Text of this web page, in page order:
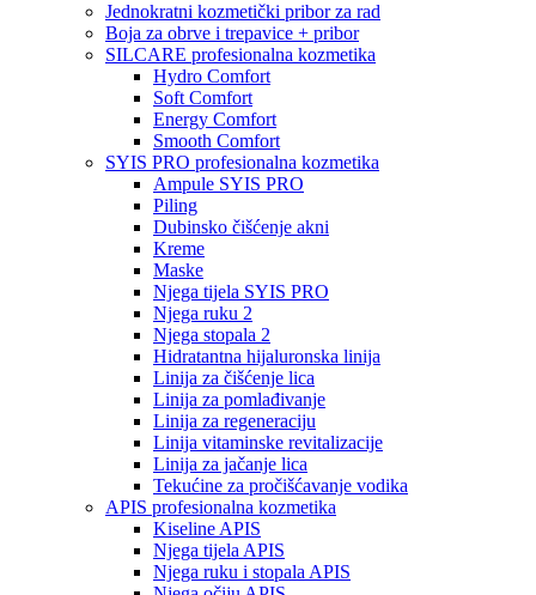
Jednokratni kozmetički pribor za rad
Boja za obrve i trepavice + pribor
SILCARE profesionalna kozmetika
Hydro Comfort
Soft Comfort
Energy Comfort
Smooth Comfort
SYIS PRO profesionalna kozmetika
Ampule SYIS PRO
Piling
Dubinsko čišćenje akni
Kreme
Maske
Njega tijela SYIS PRO
Njega ruku 2
Njega stopala 2
Hidratantna hijaluronska linija
Linija za čišćenje lica
Linija za pomlađivanje
Linija za regeneraciju
Linija vitaminske revitalizacije
Linija za jačanje lica
Tekućine za pročišćavanje vodika
APIS profesionalna kozmetika
Kiseline APIS
Njega tijela APIS
Njega ruku i stopala APIS